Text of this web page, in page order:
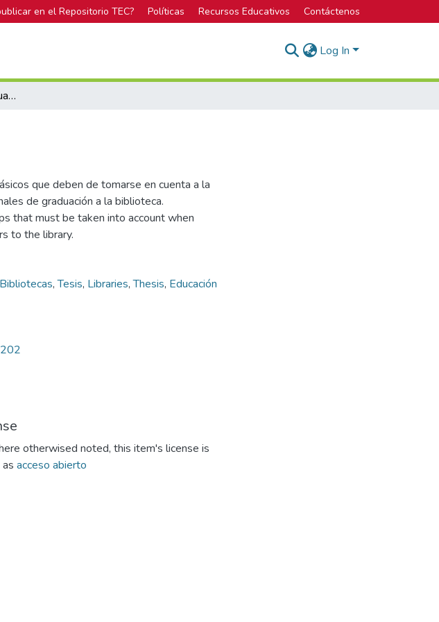
en el Repositorio TEC? Políticas Recursos Educativos Contáctenos
Log In
Trabajos Finales de Graduación
que deben de tomarse en cuenta a la
de graduación a la biblioteca.
that must be taken into account when
to the library.
Bibliotecas,Tesis, Libraries,Thesis, Educación
otherwised noted, this item's license is
acceso abierto